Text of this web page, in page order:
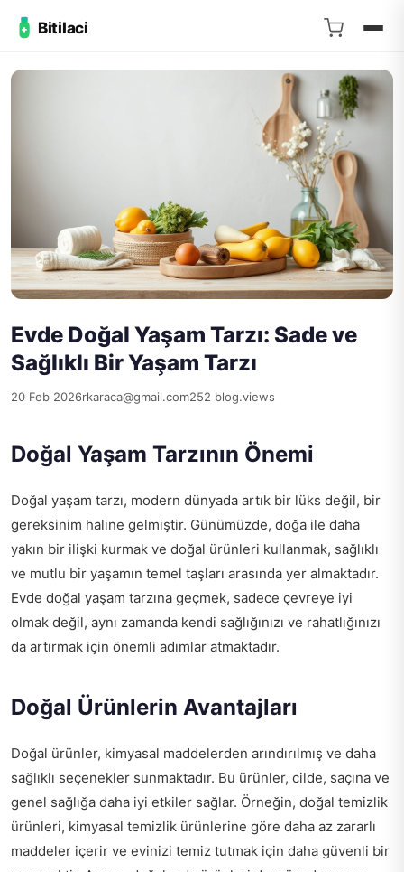
Bitilaci
Evde Doğal Yaşam Tarzı: Sade ve
Sağlıklı Bir Yaşam Tarzı
20 Feb 2026rkaraca@gmail.com252 blog.views
Doğal Yaşam Tarzının Önemi
Doğal yaşam tarzı, modern dünyada artık bir lüks değil, bir
gereksinim haline gelmiştir. Günümüzde, doğa ile daha
yakın bir ilişki kurmak ve doğal ürünleri kullanmak, sağlıklı
ve mutlu bir yaşamın temel taşları arasında yer almaktadır.
Evde doğal yaşam tarzına geçmek, sadece çevreye iyi
olmak değil, aynı zamanda kendi sağlığınızı ve rahatlığınızı
da artırmak için önemli adımlar atmaktadır.
Doğal Ürünlerin Avantajları
Doğal ürünler, kimyasal maddelerden arındırılmış ve daha
sağlıklı seçenekler sunmaktadır. Bu ürünler, cilde, saçına ve
genel sağlığa daha iyi etkiler sağlar. Örneğin, doğal temizlik
ürünleri, kimyasal temizlik ürünlerine göre daha az zararlı
maddeler içerir ve evinizi temiz tutmak için daha güvenli bir